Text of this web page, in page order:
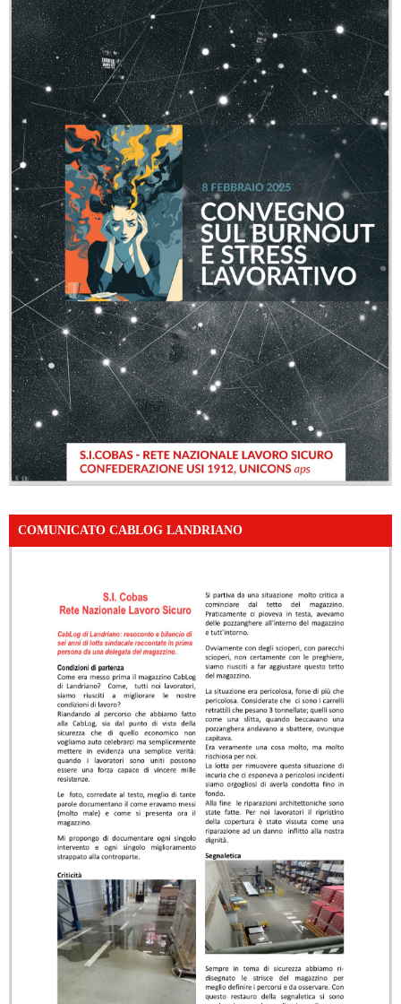
COMUNICATO CABLOG LANDRIANO